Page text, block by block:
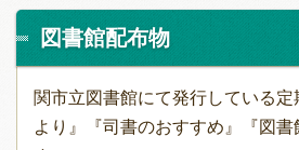
図書館配布物
関市立図書館にて発行している
より』『司書のおすすめ』『図